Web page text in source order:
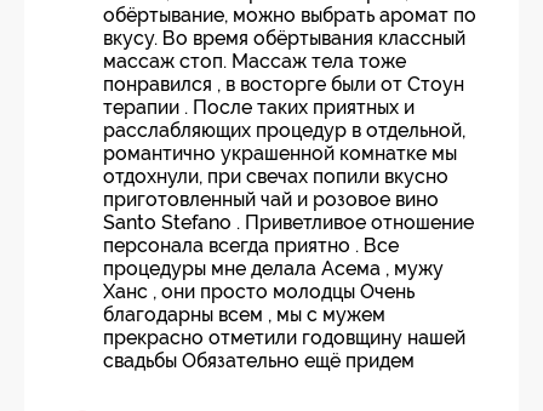
обёртывание, можно выбрать аромат по
вкусу. Во время обёртывания классный
массаж стоп. Массаж тела тоже
понравился , в восторге были от Стоун
терапии . После таких приятных и
расслабляющих процедур в отдельной,
романтично украшенной комнатке мы
отдохнули, при свечах попили вкусно
приготовленный чай и розовое вино
Santo Stefano . Приветливое отношение
персонала всегда приятно . Все
процедуры мне делала Асема , мужу
Ханс , они просто молодцы Очень
благодарны всем , мы с мужем
прекрасно отметили годовщину нашей
свадьбы Обязательно ещё придем